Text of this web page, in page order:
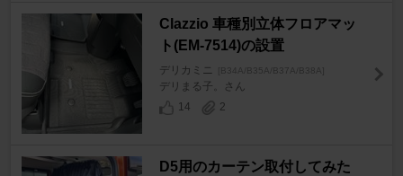
Clazzio 車種別立体フロアマッ
ト(EM-7514)の設置
デリカミニ [B34A/B35A/B37A/B38A]
デリまる子。さん
14
2
D5用のカーテン取付してみた